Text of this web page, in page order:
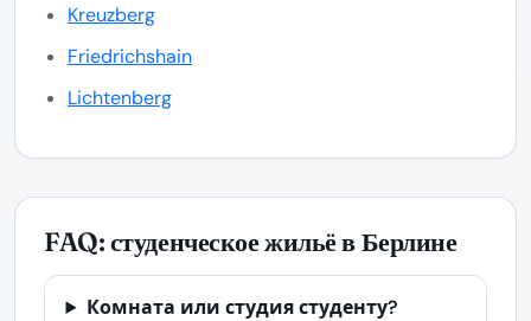
Kreuzberg
Friedrichshain
Lichtenberg
FAQ: студенческое жильё в Берлине
Комната или студия студенту?